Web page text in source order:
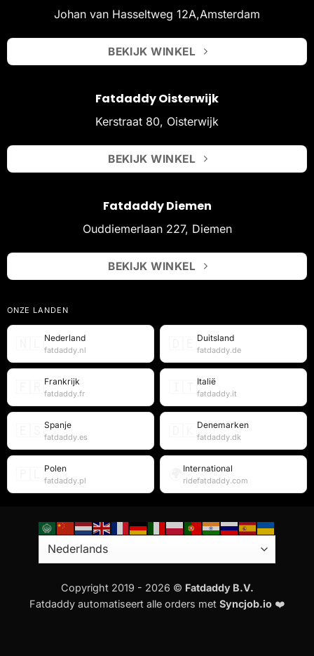
Johan van Hasseltweg 12A,Amsterdam
BEKIJK WINKEL
Fatdaddy Oisterwijk
Kerstraat 80, Oisterwijk
BEKIJK WINKEL
Fatdaddy Diemen
Ouddiemerlaan 227, Diemen
BEKIJK WINKEL
ONZE LANDEN
Nederland
fatdaddy.nl
Duitsland
fatdaddy.de
Frankrijk
fatdaddy.fr
Italië
fatdaddy.it
Spanje
fatdaddy.es
Denemarken
fatdaddy.dk
Polen
fatdaddy.pl
International
ridefatdaddy.com
Copyright 2019 - 2026 © Fatdaddy B.V.
Fatdaddy automatiseert alle orders met Syncjob.io ❤️